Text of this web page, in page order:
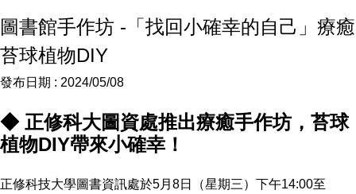
圖書館手作坊 -「找回小確幸的自己」療癒
苔球植物DIY
發布日期 : 2024/05/08
◆ 正修科大圖資處推出療癒手作坊，苔球
植物DIY帶來小確幸！
正修科技大學圖書資訊處於5月8日（星期三）下午14:00至